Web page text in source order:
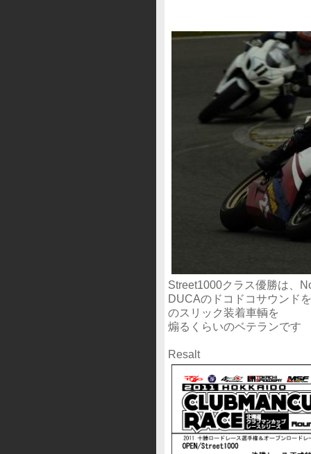
Street1000クラス優勝は、
DUCAのドコドコサウンド
のスリック装着車輌を
煽るくらいのベテランです
Resalt